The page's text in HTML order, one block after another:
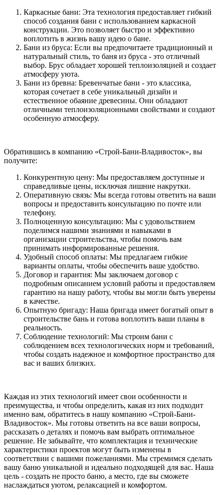
Каркасные бани: Эта технология предоставляет гибкий
способ создания бани с использованием каркасной
конструкции. Это позволяет быстро и эффективно
воплотить в жизнь вашу идею о бане.
Бани из бруса: Если вы предпочитаете традиционный и
натуральный стиль, то баня из бруса - это отличный
выбор. Брус обладает хорошей теплоизоляцией и создает
атмосферу уюта.
Бани из бревна: Бревенчатые бани - это классика,
которая сочетает в себе уникальный дизайн и
естественное обаяние древесины. Они обладают
отличными теплоизоляционными свойствами и создают
особенную атмосферу.
Обратившись в компанию «Строй-Бани-Владивосток», вы
получите:
Конкурентную цену: Мы предоставляем доступные и
справедливые цены, исключая лишние накрутки.
Оперативную связь: Мы всегда готовы ответить на ваши
вопросы и предоставить консультацию по почте или
телефону.
Полноценную консультацию: Мы с удовольствием
поделимся нашими знаниями и навыками в
организации строительства, чтобы помочь вам
принимать информированные решения.
Удобный способ оплаты: Мы предлагаем гибкие
варианты оплаты, чтобы обеспечить ваше удобство.
Договор и гарантия: Мы заключаем договор с
подробным описанием условий работы и предоставляем
гарантию на нашу работу, чтобы вы могли быть уверены
в качестве.
Опытную бригаду: Наша бригада имеет богатый опыт в
строительстве бань и готова воплотить ваши планы в
реальность.
Соблюдение технологий: Мы строим бани с
соблюдением всех технологических норм и требований,
чтобы создать надежное и комфортное пространство для
вас и ваших близких.
Каждая из этих технологий имеет свои особенности и
преимущества, и чтобы определить, какая из них подходит
именно вам, обратитесь в нашу компанию «Строй-Бани-
Владивосток». Мы готовы ответить на все ваши вопросы,
рассказать о деталях и помочь вам выбрать оптимальное
решение. Не забывайте, что комплектация и технические
характеристики проектов могут быть изменены в
соответствии с вашими пожеланиями. Мы стремимся сделать
вашу баню уникальной и идеально подходящей для вас. Наша
цель - создать не просто баню, а место, где вы сможете
наслаждаться уютом, релаксацией и комфортом.